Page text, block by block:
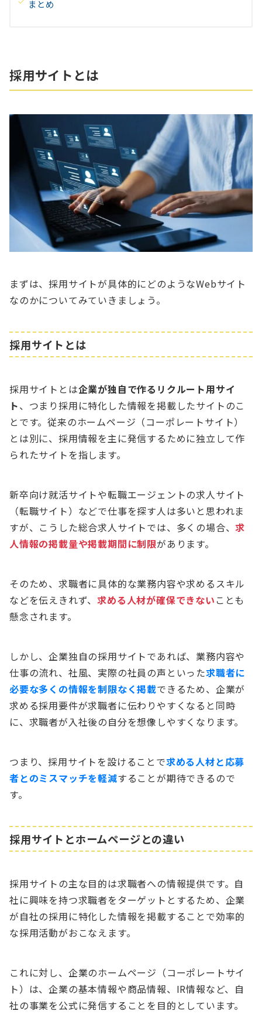
まとめ
採用サイトとは
まずは、採用サイトが具体的にどのようなWebサイト
なのかについてみていきましょう。
採用サイトとは
採用サイトとは企業が独自で作るリクルート用サイ
ト、つまり採用に特化した情報を掲載したサイトのこ
とです。従来のホームページ（コーポレートサイト）
とは別に、採用情報を主に発信するために独立して作
られたサイトを指します。
新卒向け就活サイトや転職エージェントの求人サイト
（転職サイト）などで仕事を探す人は多いと思われま
すが、こうした総合求人サイトでは、多くの場合、求
人情報の掲載量や掲載期間に制限があります。
そのため、求職者に具体的な業務内容や求めるスキル
などを伝えきれず、求める人材が確保できない ことも
懸念されます。
しかし、企業独自の採用サイトであれば、業務内容や
仕事の流れ、社風、実際の社員の声といった求職者に
必要な多くの情報を制限なく掲載できるため、企業が
求める採用要件が求職者に伝わりやすくなると同時
に、求職者が入社後の自分を想像しやすくなります。
つまり、採用サイトを設けることで求める人材と応募
者とのミスマッチを軽減することが期待できるので
す。
採用サイトとホームページとの違い
採用サイトの主な目的は求職者への情報提供です。自
社に興味を持つ求職者をターゲットとするため、企業
が自社の採用に特化した情報を掲載することで効率的
な採用活動がおこなえます。
これに対し、企業のホームページ（コーポレートサイ
ト）は、企業の基本情報や商品情報、IR情報など、自
社の事業を公式に発信することを目的としています。